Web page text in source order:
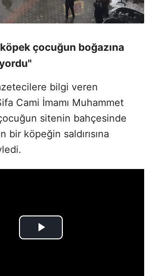
köpek çocuğun boğazına
bilgi veren
Cami İmamı Muhammet
sitenin bahçesinde
bir köpeğin saldırısına